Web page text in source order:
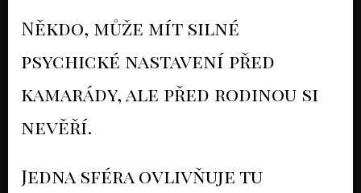
Někdo, může mít silné
psychické nastavení před
kamarády, ale před rodinou si
nevěří.
Jedna sféra ovlivňuje tu